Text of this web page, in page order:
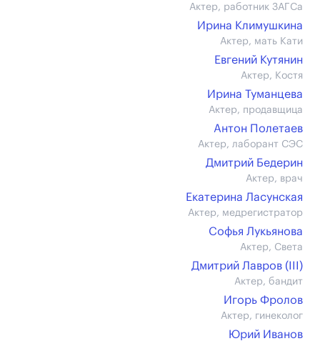
Актер, работник ЗАГСа
Ирина Климушкина
Актер, мать Кати
Евгений Кутянин
Актер, Костя
Ирина Туманцева
Актер, продавщица
Антон Полетаев
Актер, лаборант СЭС
Дмитрий Бедерин
Актер, врач
Екатерина Ласунская
Актер, медрегистратор
Софья Лукьянова
Актер, Света
Дмитрий Лавров (III)
Актер, бандит
Игорь Фролов
Актер, гинеколог
Юрий Иванов